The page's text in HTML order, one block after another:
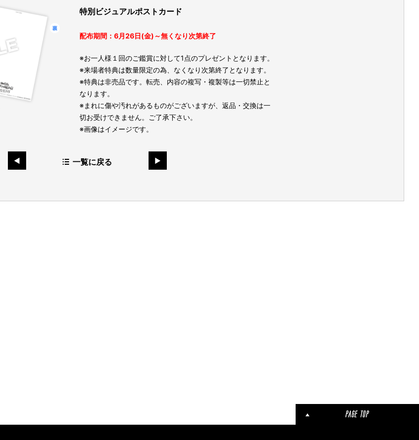
特別ビジュアルポストカード
配布期間：6月26日(金)～無くなり次第終了
※お一人様１回のご鑑賞に対して1点のプレゼントとなります。
※来場者特典は数量限定の為、なくなり次第終了となります。
※特典は非売品です。転売、内容の複写・複製等は一切禁止と
なります。
※まれに傷や汚れがあるものがございますが、返品・交換は一
切お受けできません。ご了承下さい。
※画像はイメージです。
一覧に戻る